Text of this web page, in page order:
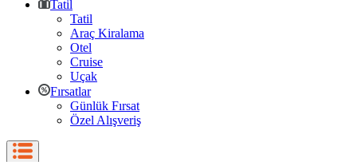
Tatil
Tatil
Araç Kiralama
Otel
Cruise
Uçak
Fırsatlar
Günlük Fırsat
Özel Alışveriş